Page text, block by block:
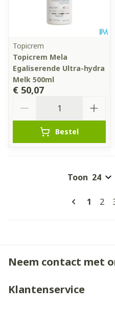
Topicrem
Topicrem Mela
Egaliserende Ultra-hydra
Melk 500ml
€ 50,07
Bestel
U lees
1 2
Toon
Neem contact met
Klantenservice